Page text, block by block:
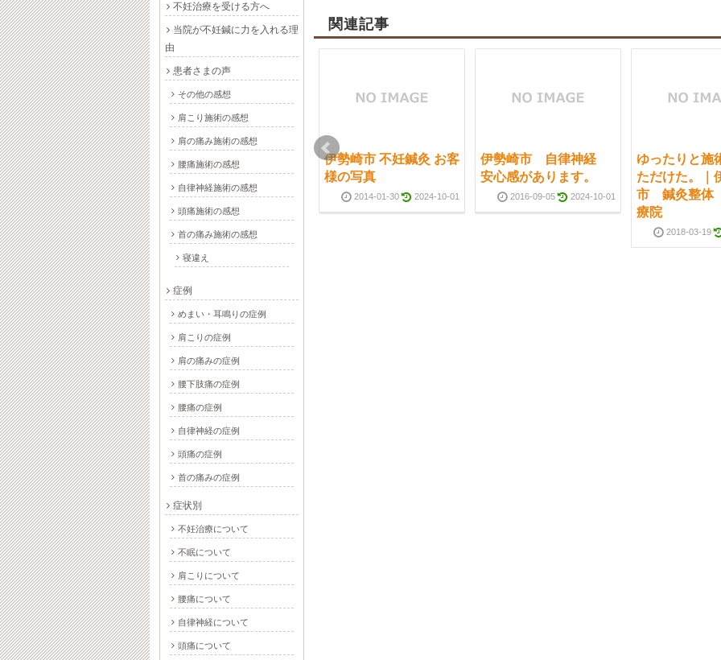
関連記事
リラックスして治療を
受ける事が出来ました
｜伊勢崎市 鍼灸 整
体 きよ治療院
2018-09-09 2024-10-01
思った以上に腰痛が改
善された。｜伊勢崎
市 鍼灸整体 きよ治
療院
2018-02-23
伊勢崎市 不妊鍼灸 お客
様の写真
2014-01-30 2024-10-01
伊勢崎市 自律神経
安心感があります。
2016-09-05 2024-10-01
ゆったりと施
ただけた。｜
市 鍼灸整体
療院
2018-03-19
伊勢崎市 もっとひん
ぱんに治療をしていた
だきたい
2015-06-08 2024-10-01
伊勢崎市 首肩のコリ
2014-01-31
不妊治療を受ける方へ
当院が不妊鍼に力を入れる理
由
患者さまの声
その他の感想
肩こり施術の感想
肩の痛み施術の感想
腰痛施術の感想
自律神経施術の感想
頭痛施術の感想
首の痛み施術の感想
寝違え
症例
めまい・耳鳴りの症例
肩こりの症例
肩の痛みの症例
腰下肢痛の症例
腰痛の症例
自律神経の症例
頭痛の症例
首の痛みの症例
症状別
不妊治療について
不眠について
肩こりについて
腰痛について
自律神経について
頭痛について